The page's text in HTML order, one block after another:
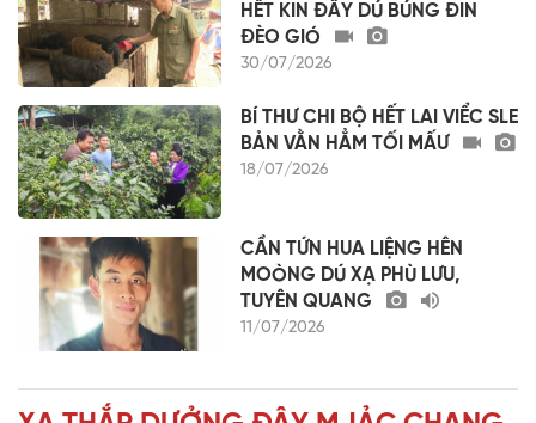
HẾT KIN ĐÂY DÚ BÚNG ĐIN
ĐÈO GIÓ
30/07/2026
BÍ THƯ CHI BỘ HẾT LAI VIỂC SLE
BẢN VẰN HẲM TỐI MẤƯ
18/07/2026
CẦN TỨN HUA LIỆNG HÊN
MOÒNG DÚ XẠ PHÙ LƯU,
TUYÊN QUANG
11/07/2026